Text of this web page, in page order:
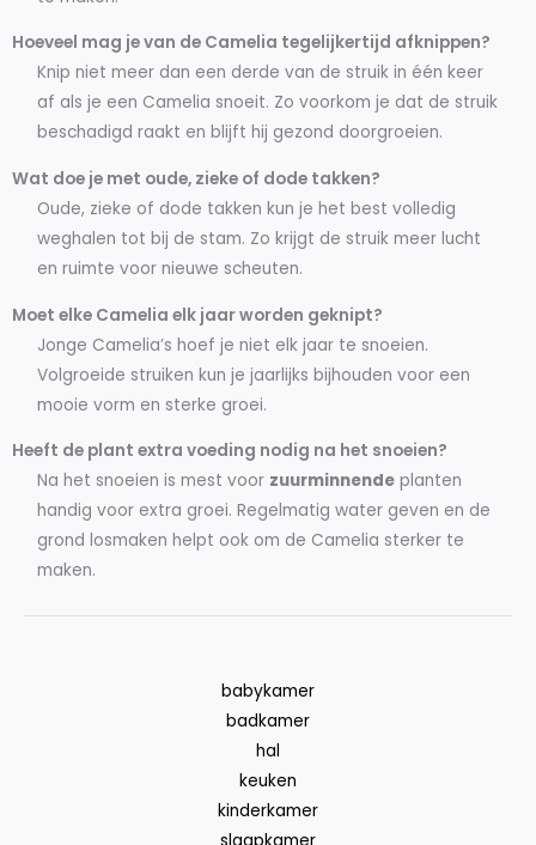
Hoeveel mag je van de Camelia tegelijkertijd afknippen?
Knip niet meer dan een derde van de struik in één keer
af als je een Camelia snoeit. Zo voorkom je dat de struik
beschadigd raakt en blijft hij gezond doorgroeien.
Wat doe je met oude, zieke of dode takken?
Oude, zieke of dode takken kun je het best volledig
weghalen tot bij de stam. Zo krijgt de struik meer lucht
en ruimte voor nieuwe scheuten.
Moet elke Camelia elk jaar worden geknipt?
Jonge Camelia’s hoef je niet elk jaar te snoeien.
Volgroeide struiken kun je jaarlijks bijhouden voor een
mooie vorm en sterke groei.
Heeft de plant extra voeding nodig na het snoeien?
Na het snoeien is mest voor zuurminnendeplanten
handig voor extra groei. Regelmatig water geven en de
grond losmaken helpt ook om de Camelia sterker te
maken.
babykamer
badkamer
hal
keuken
kinderkamer